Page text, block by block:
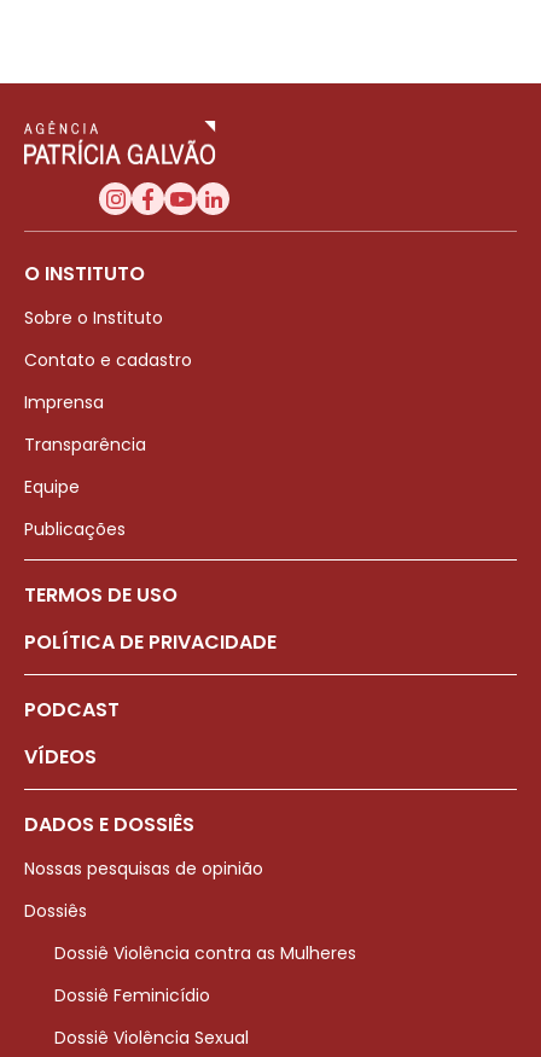
O INSTITUTO
Sobre o Instituto
Contato e cadastro
Imprensa
Transparência
Equipe
Publicações
TERMOS DE USO
POLÍTICA DE PRIVACIDADE
PODCAST
VÍDEOS
DADOS E DOSSIÊS
Nossas pesquisas de opinião
Dossiês
Dossiê Violência contra as Mulheres
Dossiê Feminicídio
Dossiê Violência Sexual